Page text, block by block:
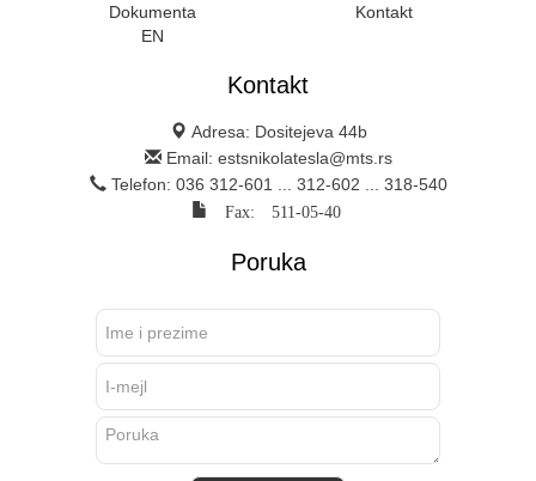
Dokumenta
Kontakt
EN
Kontakt
Adresa: Dositejeva 44b
Email: estsnikolatesla@mts.rs
Telefon: 036 312-601 ... 312-602 ... 318-540
Fax: 511-05-40
Poruka